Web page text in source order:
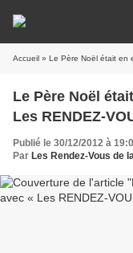
Accueil » Le Père Noël était en
Le Père Noël
Les RENDEZ-
Publié le 30/12/2012 à
Par Les Rendez-Vous de